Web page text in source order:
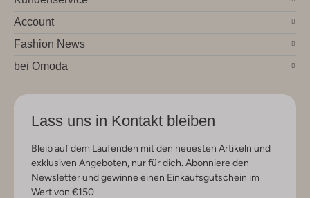
Account
Fashion News
bei Omoda
Lass uns in Kontakt bleiben
Bleib auf dem Laufenden mit den neuesten Artikeln und
exklusiven Angeboten, nur für dich. Abonniere den
Newsletter und gewinne einen Einkaufsgutschein im
Wert von €150.